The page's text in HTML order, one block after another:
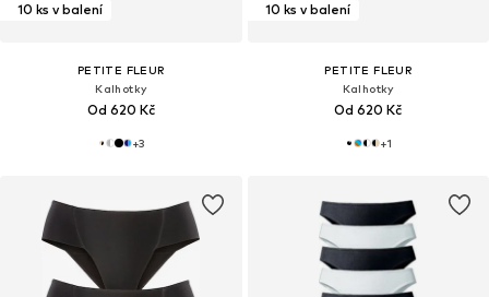
10 ks v balení
PETITE FLEUR
Kalhotky
Od 620 Kč
+3
10 ks v balení
PETITE FLEUR
Kalhotky
Od 620 Kč
+1